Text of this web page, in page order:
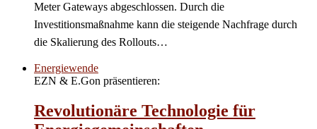
Meter Gateways abgeschlossen. Durch die
Investitionsmaßnahme kann die steigende Nachfrage durch
die Skalierung des Rollouts…
Energiewende
EZN & E.Gon präsentieren:
Revolutionäre Technologie für